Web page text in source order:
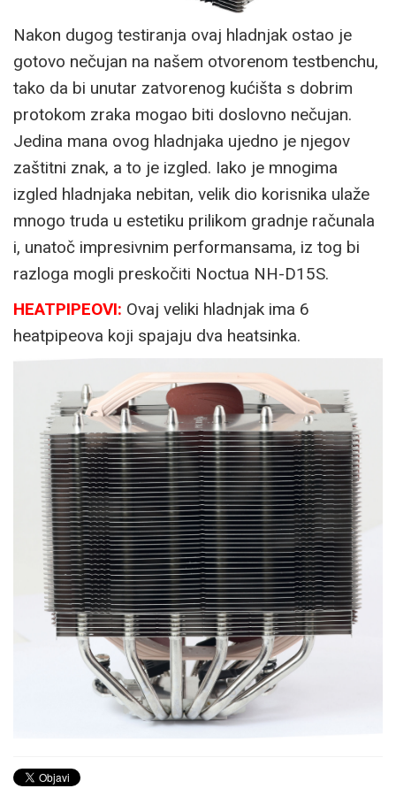
Nakon dugog testiranja ovaj hladnjak ostao je
gotovo nečujan na našem otvorenom testbenchu,
tako da bi unutar zatvorenog kućišta s dobrim
protokom zraka mogao biti doslovno nečujan.
Jedina mana ovog hladnjaka ujedno je njegov
zaštitni znak, a to je izgled. Iako je mnogima
izgled hladnjaka nebitan, velik dio korisnika ulaže
mnogo truda u estetiku prilikom gradnje računala
i, unatoč impresivnim performansama, iz tog bi
razloga mogli preskočiti Noctua NH-D15S.
HEATPIPEOVI: Ovaj veliki hladnjak ima 6
heatpipeova koji spajaju dva heatsinka.